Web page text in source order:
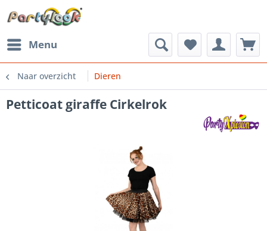
Menu
Naar overzicht Dieren
Petticoat giraffe Cirkelrok